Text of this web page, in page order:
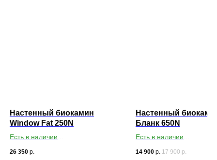
Настенный биокамин
Window Fat 250N
Есть в наличии
26 350 р.
Настенный
Бланк 650N
Есть в наличии
14 900 р. 17 900 р.